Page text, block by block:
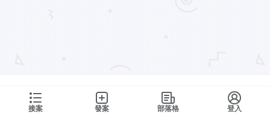
接案 發案 部落格 登入